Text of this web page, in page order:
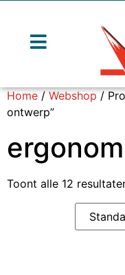
Home/Webshop/
ontwerp”
Toont alle 12